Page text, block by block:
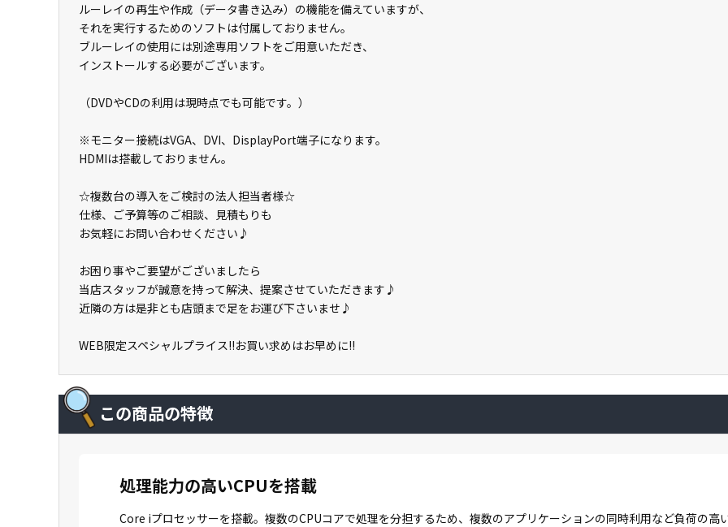
ルーレイの再生や作成（データ書き込み）の機能を備えていますが、
それを実行するためのソフトは付属しておりません。
ブルーレイの使用には別途専用ソフトをご用意いただき、
インストールする必要がございます。
（DVDやCDの利用は現時点でも可能です。）
※モニター接続はVGA、DVI、DisplayPort端子になります。
HDMIは搭載しておりません。
☆複数台の導入をご検討の法人担当者様☆
仕様、ご予算等のご相談、見積もりも
お気軽にお問い合わせください♪
お困り事やご要望がございましたら
当店スタッフが誠意を持って解決、提案させていただきます♪
近隣の方は是非とも店頭まで足をお運び下さいませ♪
WEB限定スペシャルプライス!!お買い求めはお早めに!!
この商品の特徴
処理能力の高いCPUを搭載
Core iプロセッサーを搭載。複数のCPUコアで処理を分担するため、複数のアプリケーションの同時利用など負荷の高